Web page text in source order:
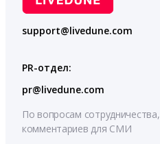
support@livedune.com
PR-отдел:
pr@livedune.com
По вопросам сотрудничества,
комментариев для СМИ